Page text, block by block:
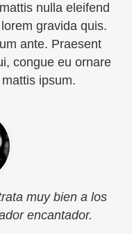
nulla eleifend
gravida quis.
ante. Praesent
congue eu ornare
ipsum.
muy bien a los
encantador.